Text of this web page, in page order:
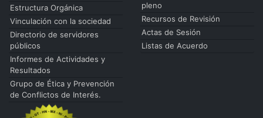
Estructura Orgánica
Vinculación con la sociedad
Directorio de servidores
públicos
Informes de Actividades y
Resultados
Grupo de Ética y Prevención
de Conflictos de Interés.
pleno
Recursos de Revisión
Actas de Sesión
Listas de Acuerdo